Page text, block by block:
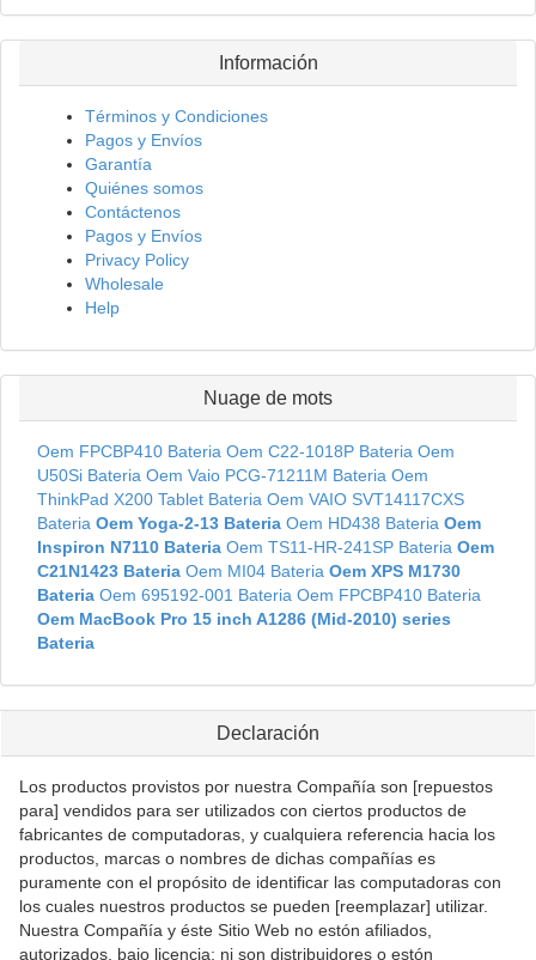
Información
Términos y Condiciones
Pagos y Envíos
Garantía
Quiénes somos
Contáctenos
Pagos y Envíos
Privacy Policy
Wholesale
Help
Nuage de mots
Oem FPCBP410 Bateria Oem C22-1018P Bateria Oem
U50Si Bateria Oem Vaio PCG-71211M Bateria Oem
ThinkPad X200 Tablet Bateria Oem VAIO SVT14117CXS
Bateria Oem Yoga-2-13 Bateria Oem HD438 Bateria Oem
Inspiron N7110 Bateria Oem TS11-HR-241SP Bateria Oem
C21N1423 Bateria Oem MI04 Bateria Oem XPS M1730
Bateria Oem 695192-001 Bateria Oem FPCBP410 Bateria
Oem MacBook Pro 15 inch A1286 (Mid-2010) series
Bateria
Declaración
Los productos provistos por nuestra Compañía son [repuestos
para] vendidos para ser utilizados con ciertos productos de
fabricantes de computadoras, y cualquiera referencia hacia los
productos, marcas o nombres de dichas compañías es
puramente con el propósito de identificar las computadoras con
los cuales nuestros productos se pueden [reemplazar] utilizar.
Nuestra Compañía y éste Sitio Web no estón afiliados,
autorizados, bajo licencia; ni son distribuidores o estón